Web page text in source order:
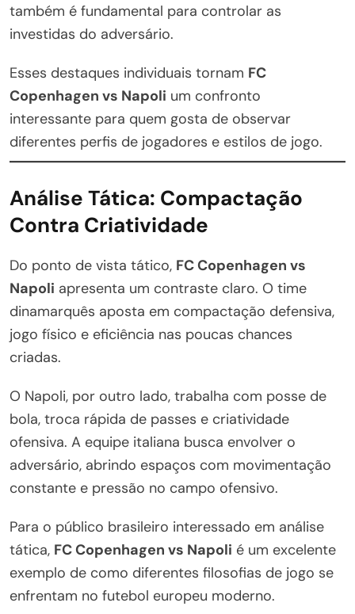
também é fundamental para controlar as
investidas do adversário.
Esses destaques individuais tornam FC
Copenhagen vs Napoli um confronto
interessante para quem gosta de observar
diferentes perfis de jogadores e estilos de jogo.
Análise Tática: Compactação
Contra Criatividade
Do ponto de vista tático, FC Copenhagen vs
Napoli apresenta um contraste claro. O time
dinamarquês aposta em compactação defensiva,
jogo físico e eficiência nas poucas chances
criadas.
O Napoli, por outro lado, trabalha com posse de
bola, troca rápida de passes e criatividade
ofensiva. A equipe italiana busca envolver o
adversário, abrindo espaços com movimentação
constante e pressão no campo ofensivo.
Para o público brasileiro interessado em análise
tática, FC Copenhagen vs Napoli é um excelente
exemplo de como diferentes filosofias de jogo se
enfrentam no futebol europeu moderno.